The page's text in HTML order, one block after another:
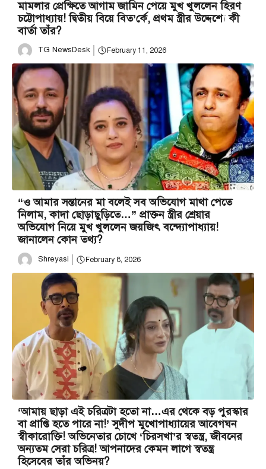
মামলার প্রেক্ষিতে আগাম জামিন পেয়ে মুখ খুললেন হিরণ
চট্টোপাধ্যায়! দ্বিতীয় বিয়ে বিত’র্কে, প্রথম স্ত্রীর উদ্দেশ্যে কী
বার্তা তাঁর?
TG NewsDesk February 11, 2026
“ও আমার সন্তানের মা বলেই সব অভিযোগ মাথা পেতে
নিলাম, কাদা ছোড়াছুড়িতে…” প্রাক্তন স্ত্রীর শ্রেয়ার
অভিযোগ নিয়ে মুখ খুললেন জয়জিৎ বন্দ্যোপাধ্যায়!
জানালেন কোন তথ্য?
Shreyasi February 8, 2026
‘আমায় ছাড়া এই চরিত্রটা হতো না…এর থেকে বড় পুরস্কার
বা প্রাপ্তি হতে পারে না!’ সুদীপ মুখোপাধ্যায়ের আবেগঘন
স্বীকারোক্তি! অভিনেতার চোখে ‘চিরসখা’র স্বতন্ত্র, জীবনের
অন্যতম সেরা চরিত্র! আপনাদের কেমন লাগে স্বতন্ত্র
হিসেবের তাঁর অভিনয়?